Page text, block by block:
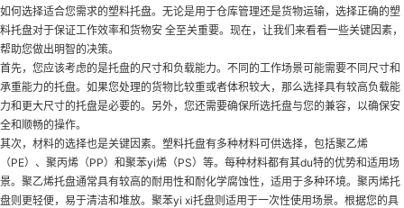
如何选择适合您需求的塑料托盘。无论是用于仓库管理还是货物运输，选择正确的塑
料托盘对于保证工作效率和货物安 全至关重要。现在，让我们来看看一些关键因素，
帮助您做出明智的决策。
首先，您应该考虑的是托盘的尺寸和负载能力。不同的工作场景可能需要不同尺寸和
承重能力的托盘。如果您处理的货物比较重或者体积较大，那么选择具有较高负载能
力和更大尺寸的托盘是必要的。另外，您还需要确保所选托盘与您的兼容，以确保安
全和顺畅的操作。
其次，材料的选择也是关键因素。塑料托盘有多种材料可供选择，包括聚乙烯
（PE）、聚丙烯（PP）和聚苯yi烯（PS）等。每种材料都有其du特的优势和适用场
景。聚乙烯托盘通常具有较高的耐用性和耐化学腐蚀性，适用于多种环境。聚丙烯托
盘则更轻便，易于清洁和堆放。聚苯yi xi托盘则适用于一次性使用场景。根据您的具